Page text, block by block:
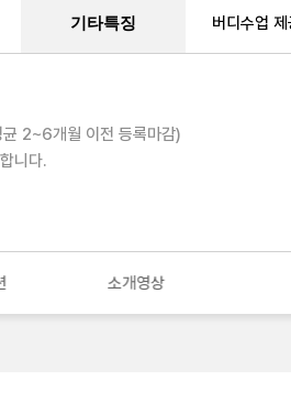
기타특징 버디수업
균 2~6개월 이전 등록마감)
니다.
소개영상